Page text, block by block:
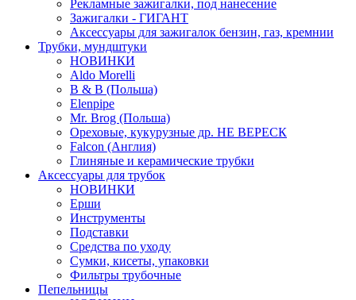
Рекламные зажигалки, под нанесение
Зажигалки - ГИГАНТ
Аксессуары для зажигалок бензин, газ, кремнии
Трубки, мундштуки
НОВИНКИ
Aldo Morelli
B & B (Польша)
Elenpipe
Mr. Brog (Польша)
Ореховые, кукурузные др. НЕ ВЕРЕСК
Falcon (Англия)
Глиняные и керамические трубки
Аксессуары для трубок
НОВИНКИ
Ерши
Инструменты
Подставки
Средства по уходу
Сумки, кисеты, упаковки
Фильтры трубочные
Пепельницы